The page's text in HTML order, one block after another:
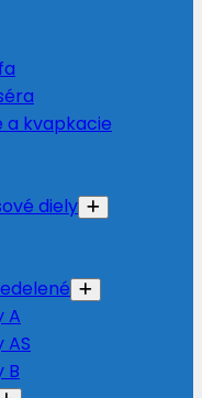
a kvapkacie
diely
A
B